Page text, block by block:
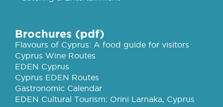
Brochures (pdf)
Flavours of Cyprus: A food guide for visitors
Cyprus Wine Routes
EDEN Cyprus
Cyprus EDEN Routes
Gastronomic Calendar
EDEN Cultural Tourism: Orini Larnaka, Cyprus